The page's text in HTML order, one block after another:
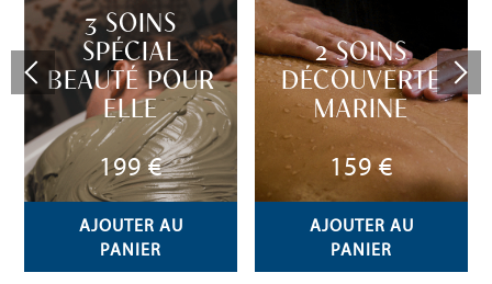
3 SOINS
SPÉCIAL
BEAUTÉ POUR
ELLE
199 €
AJOUTER AU
PANIER
2 SOINS
DÉCOUVERTE
MARINE
159 €
AJOUTER AU
PANIER